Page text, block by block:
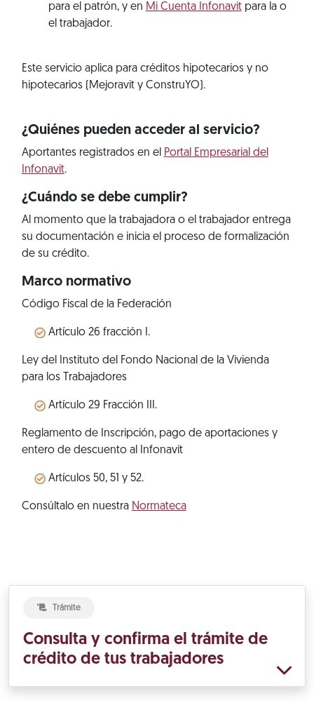
para el patrón, y en Mi Cuenta Infonavitpara la o
el trabajador.
Este servicio aplica para créditos hipotecarios y no
hipotecarios (Mejoravit y ConstruYO).
¿Quiénes pueden acceder al servicio?
Aportantes registrados en el Portal Empresarial del
Infonavit.
¿Cuándo se debe cumplir?
Al momento que la trabajadora o el trabajador entrega
su documentación e inicia el proceso de formalización
de su crédito.
Marco normativo
Código Fiscal de la Federación
Artículo 26 fracción I.
Ley del Instituto del Fondo Nacional de la Vivienda
para los Trabajadores
Artículo 29 Fracción III.
Reglamento de Inscripción, pago de aportaciones y
entero de descuento al Infonavit
Artículos 50, 51 y 52.
Consúltalo en nuestra Normateca
Trámite
Consulta y confirma el trámite de
crédito de tus trabajadores